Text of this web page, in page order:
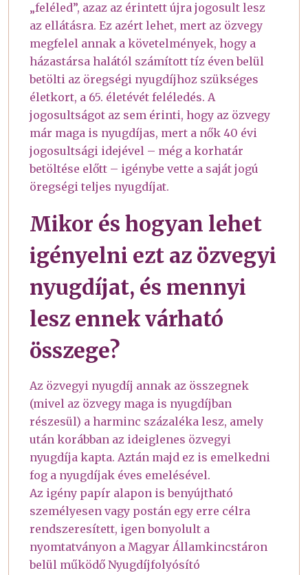
„feléled”, azaz az érintett újra jogosult lesz
az ellátásra. Ez azért lehet, mert az özvegy
megfelel annak a követelmények, hogy a
házastársa halától számított tíz éven belül
betölti az öregségi nyugdíjhoz szükséges
életkort, a 65. életévét feléledés. A
jogosultságot az sem érinti, hogy az özvegy
már maga is nyugdíjas, mert a nők 40 évi
jogosultsági idejével – még a korhatár
betöltése előtt – igénybe vette a saját jogú
öregségi teljes nyugdíjat.
Mikor és hogyan lehet
igényelni ezt az özvegyi
nyugdíjat, és mennyi
lesz ennek várható
összege?
Az özvegyi nyugdíj annak az összegnek
(mivel az özvegy maga is nyugdíjban
részesül) a harminc százaléka lesz, amely
után korábban az ideiglenes özvegyi
nyugdíja kapta. Aztán majd ez is emelkedni
fog a nyugdíjak éves emelésével.
Az igény papír alapon is benyújtható
személyesen vagy postán egy erre célra
rendszeresített, igen bonyolult a
nyomtatványon a Magyar Államkincstáron
belül működő Nyugdíjfolyósító